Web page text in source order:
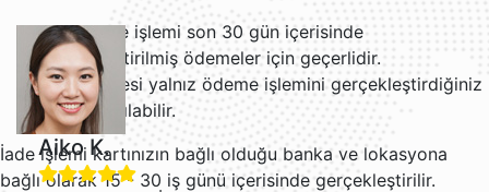
Karta iade işlemi son 30 gün içerisinde
gerçekleştirilmiş ödemeler için geçerlidir.
Ücret iadesi yalnız ödeme işlemini gerçekleştirdiğiniz
karta yapılabilir.
İade işlemi kartınızın bağlı olduğu banka ve lokasyona
bağlı olarak 15 - 30 iş günü içerisinde gerçekleştirilir.
Aiko K.